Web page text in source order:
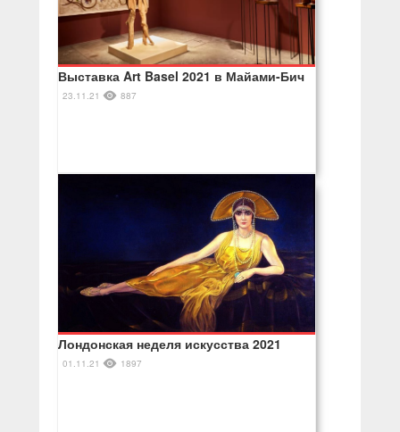
Выставка Art Basel 2021 в Майами-Бич
23.11.21 887
Лондонская неделя искусства 2021
01.11.21 1897